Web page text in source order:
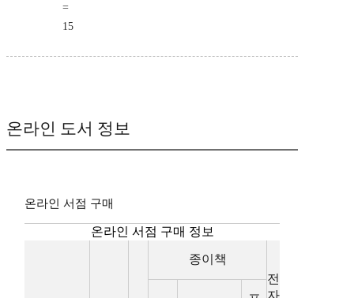
=
15
온라인 도서 정보
온라인 서점 구매
온라인 서점 구매 정보
종이책
전
자